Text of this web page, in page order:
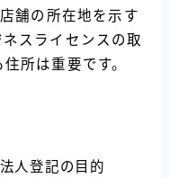
舗の所在地を示す
スライセンスの取
所は重要です。
人登記の目的